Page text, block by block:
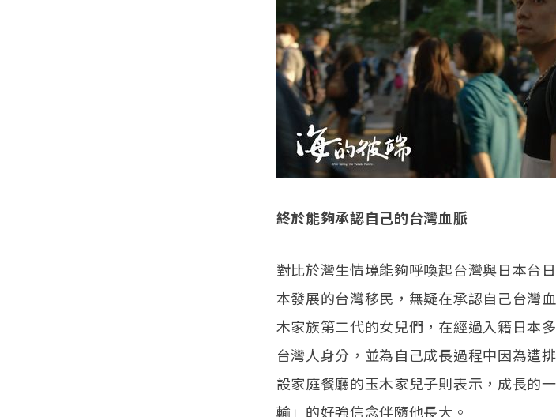
終於能夠承認自己的台灣血脈
對比於灣生情境能夠呼喚起台灣與日本台
本發展的台灣移民，無疑在承認自己台灣
木家族第二代的女兒們，在經過入籍日本
台灣人身分，並為自己成長過程中因為遭
設家庭餐廳的玉木家兒子則表示，成長的
輸」的好強信念伴隨他長大。